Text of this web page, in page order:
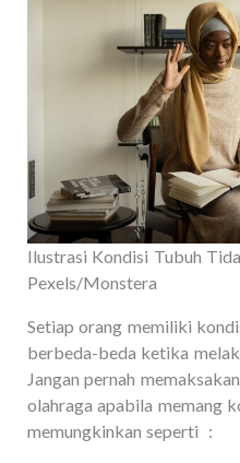
Ilustrasi Kondisi Tubuh
Pexels/Monstera
Setiap orang memiliki
berbeda-beda ketika
Jangan pernah
olahraga apabila memang
memungkinkan seperti :